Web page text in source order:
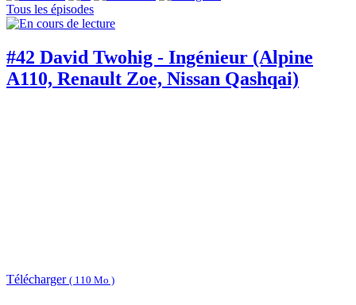
Tous les épisodes
#42 David Twohig - Ingénieur (Alpine
A110, Renault Zoe, Nissan Qashqai)
Télécharger ( 110 Mo )